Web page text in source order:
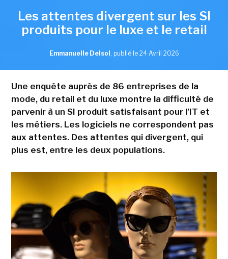
Les attentes divergent sur les SI
produits pour le luxe et le retail
Emmanuelle Delsol , publié le 24 Avril 2026
Une enquête auprès de 86 entreprises de la
mode, du retail et du luxe montre la difficulté de
parvenir à un SI produit satisfaisant pour l'IT et
les métiers. Les logiciels ne correspondent pas
aux attentes. Des attentes qui divergent, qui
plus est, entre les deux populations.